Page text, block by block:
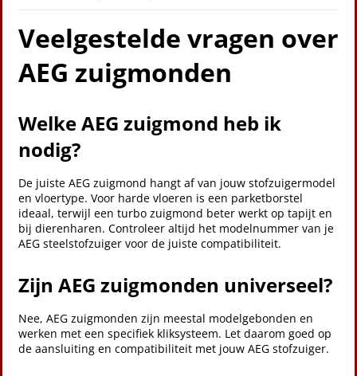
Veelgestelde vragen over
AEG zuigmonden
Welke AEG zuigmond heb ik
nodig?
De juiste AEG zuigmond hangt af van jouw stofzuigermodel
en vloertype. Voor harde vloeren is een parketborstel
ideaal, terwijl een turbo zuigmond beter werkt op tapijt en
bij dierenharen. Controleer altijd het modelnummer van je
AEG steelstofzuiger voor de juiste compatibiliteit.
Zijn AEG zuigmonden universeel?
Nee, AEG zuigmonden zijn meestal modelgebonden en
werken met een specifiek kliksysteem. Let daarom goed op
de aansluiting en compatibiliteit met jouw AEG stofzuiger.